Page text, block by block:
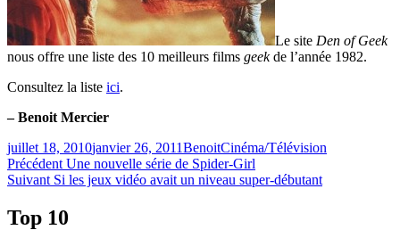
Le site Den of Geek
nous offre une liste des 10 meilleurs films geekde l’année 1982.
Consultez la liste ici.
– Benoit Mercier
Publié
le
juillet 18, 2010janvier 26, 2011BenoitCatégories
Cinéma/Télévision
Navigation
de
l'article
Précédent Article
précédent :
Une nouvelle série de Spider-Girl
Suivant Article
Si les jeux vidéo avait un niveau super-débutant
Top 10